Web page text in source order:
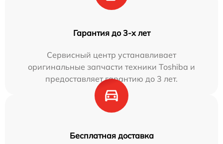
Гарантия до 3-х лет
Сервисный центр устанавливает
оригинальные запчасти техники Toshiba и
предоставляет гарантию до 3 лет.
Бесплатная доставка